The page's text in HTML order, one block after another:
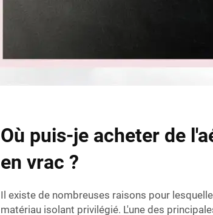
Où puis-je acheter de
en vrac ?
Il existe de nombreuses raisons pour
matériau isolant privilégié. L'une des